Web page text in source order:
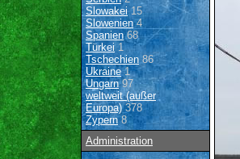
Slowakei15
Slowenien4
Spanien68
Türkei1
Tschechien 86
Ukraine1
Ungarn97
weltweit (außer
Europa)378
Zypern8
Administration